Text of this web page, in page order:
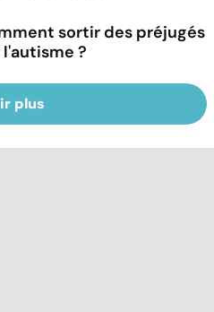
sortir des préjugés
l'autisme ?
plus